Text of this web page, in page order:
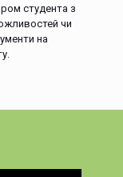
студента з
чи
на